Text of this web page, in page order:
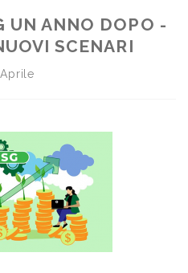
UN ANNO DOPO -
SCENARI